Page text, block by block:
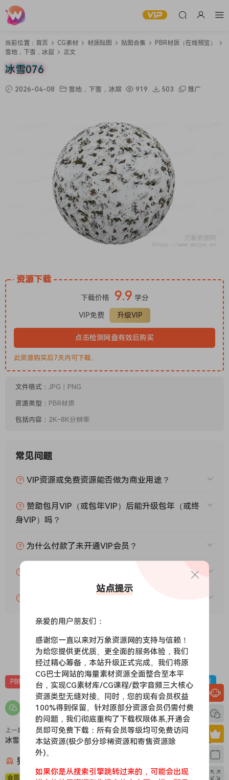
当前位置： 首页 CG素材 材质贴图 贴图合集
PBR材质（在线预览）
雪地，下雪，冰层
正文
冰雪076
2026-04-08 雪地，下雪，冰层 919 503 推广
资源下载
下载价格 9.9 学分
VIP免费 升级VIP
点击检测网盘有效后购买
此资源购买后7天内可下载。
文件格式： JPG丨PNG
资源类型： PBR材质
包括内容： 2K~8K分辨率
常见问题
VIP资源或免费资源能否做为商业用途？
赞助包月VIP（或包年VIP）后能升级包年（或终
身VIP）吗？
为什么付款了未开通VIP会员？
0 0
PBR-冰雪 PBR材质（在线预览） 材质贴图 雪地，下雪，冰层
上一篇
冰雪077
下一篇
冰雪075
猜你喜欢
会员免费 会员免费
站点提示
亲爱的用户朋友们：
感谢您一直以来对万象资源网的支持与信赖！
为给您提供更优质、更全面的服务体验，我们
经过精心筹备，本站升级正式完成。我们将原
CG巴士网站的海量素材资源全面整合至本平
台，实现CG素材库/CG课程/数字音频三大核心
资源类型无缝对接。同时，您的现有会员权益
100%得到保留。针对原部分资源会员仍需付费
的问题，我们彻底重构了下载权限体系,开通会
员即可免费下载：所有会员等级均可免费访问
本站资源(极少部分珍稀资源和寄售资源除
外)。
如果你是从搜索引擎跳转过来的，可能会出现